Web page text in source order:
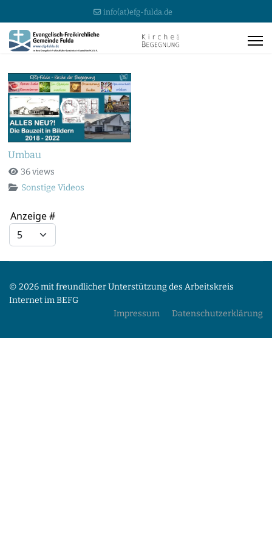
info(at)efg-fulda.de
Umbau
36 views
Sonstige Videos
Anzeige #
© 2026 mit freundlicher Unterstützung des Arbeitskreis
Internet im BEFG
Impressum
Datenschutzerklärung